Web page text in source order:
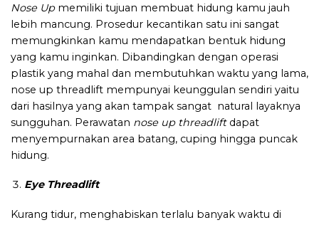
Nose Upmemiliki tujuan membuat hidung kamu jauh
lebih mancung. Prosedur kecantikan satu ini sangat
memungkinkan kamu mendapatkan bentuk hidung
yang kamu inginkan. Dibandingkan dengan operasi
plastik yang mahal dan membutuhkan waktu yang lama,
nose up threadlift mempunyai keunggulan sendiri yaitu
dari hasilnya yang akan tampak sangat natural layaknya
sungguhan. Perawatan nose up threadliftdapat
menyempurnakan area batang, cuping hingga puncak
hidung.
Eye Threadlift
Kurang tidur, menghabiskan terlalu banyak waktu di